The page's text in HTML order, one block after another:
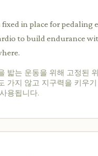
fixed in place for pedaling
to build endurance
밟는 운동을 위해 고정된
가지 않고 지구력을 키우
용됩니다.